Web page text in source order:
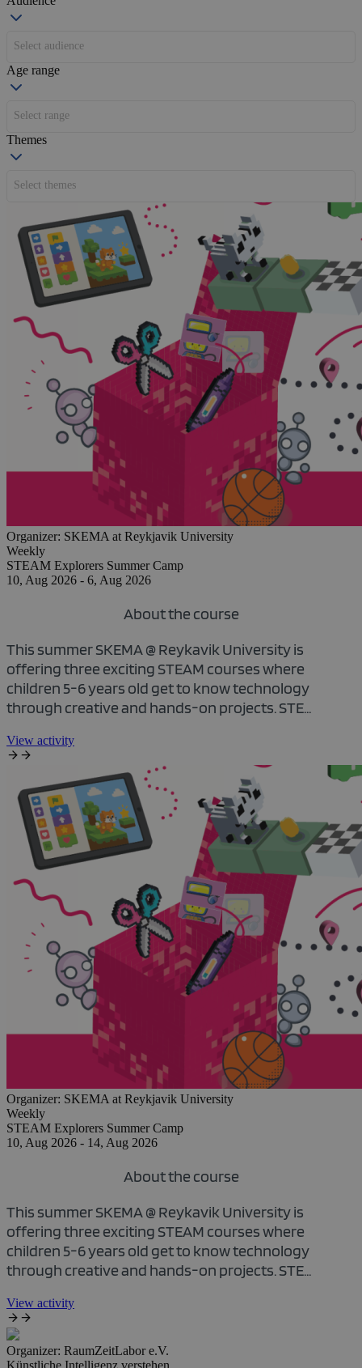
Select audience
Age range
Select range
Themes
Select themes
Organizer: SKEMA at Reykjavik University
Weekly
STEAM Explorers Summer Camp
10, Aug 2026 - 6, Aug 2026
About the course
This summer SKEMA @ Reykavik University is
offering three exciting STEAM courses where
children 5-6 years old get to know technology
through creative and hands-on projects. STE...
View activity
Organizer: SKEMA at Reykjavik University
Weekly
STEAM Explorers Summer Camp
10, Aug 2026 - 14, Aug 2026
About the course
This summer SKEMA @ Reykavik University is
offering three exciting STEAM courses where
children 5-6 years old get to know technology
through creative and hands-on projects. STE...
View activity
Organizer: RaumZeitLabor e.V.
Künstliche Intelligenz verstehen